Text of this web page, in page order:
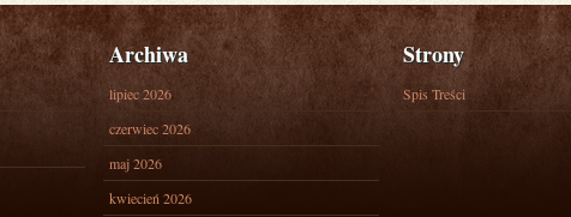
Archiwa
lipiec 2026
czerwiec 2026
maj 2026
kwiecień 2026
Strony
Spis Treści